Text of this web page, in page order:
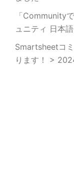
「Community
ュニティ 日本
Smartsheetコ
ります！ >